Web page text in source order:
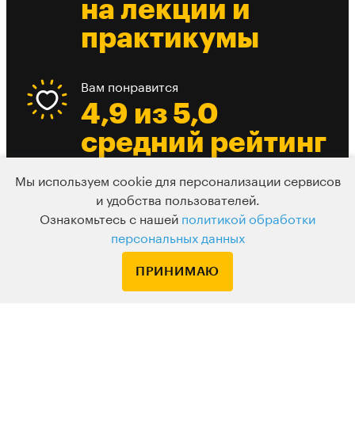
на лекции и
практикумы
Вам понравится
4,9 из 5,0
средний рейтинг
лекции
Есть из чего выбрать
До 10 разных
вебинаров в
Мы используем cookie для персонализации сервисов
и удобства пользователей.
Ознакомьтесь с нашей политикой обработки
персональных данных
ПРИНИМАЮ